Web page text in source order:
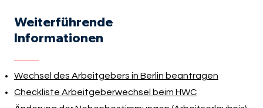
Weiterführende
Informationen
Wechsel des Arbeitgebers in Berlin beantragen
Checkliste Arbeitgeberwechsel beim HWC